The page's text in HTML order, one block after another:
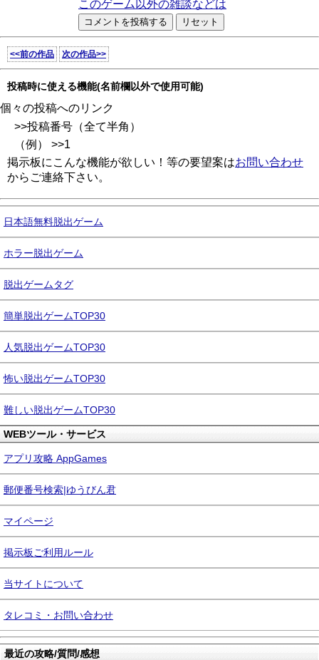
このゲーム以外の雑談などは
<<前の作品 次の作品>>
投稿時に使える機能(名前欄以外で使用可能)
個々の投稿へのリンク
>>投稿番号（全て半角）
（例） >>1
掲示板にこんな機能が欲しい！等の要望案はお問い合わせ
からご連絡下さい。
日本語無料脱出ゲーム
ホラー脱出ゲーム
脱出ゲームタグ
簡単脱出ゲームTOP30
人気脱出ゲームTOP30
怖い脱出ゲームTOP30
難しい脱出ゲームTOP30
WEBツール・サービス
アプリ攻略 AppGames
郵便番号検索|ゆうびん君
マイページ
掲示板ご利用ルール
当サイトについて
タレコミ・お問い合わせ
最近の攻略/質問/感想